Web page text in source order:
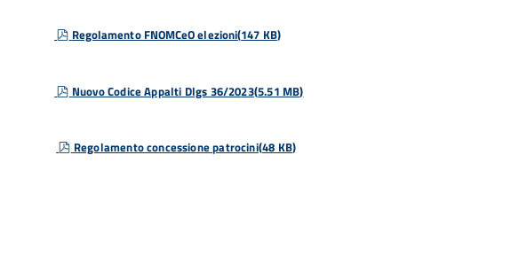
pdf
Regolamento FNOMCeO elezioni(147 KB)
Nuovo Codice Appalti Dlgs 36/2023(5.51 MB)
Regolamento concessione patrocini(48 KB)